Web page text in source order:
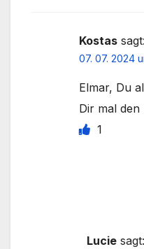
Kostas sagt:
07. 07. 2024
Elmar, Du
Dir mal
1
Lucie sagt: